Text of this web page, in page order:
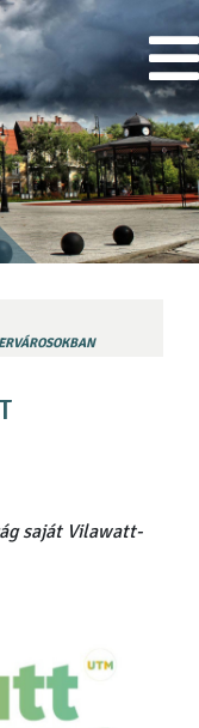
saját Vilawatt-